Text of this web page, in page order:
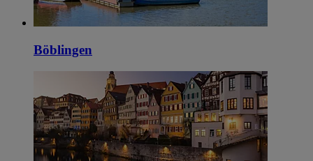
Böblingen